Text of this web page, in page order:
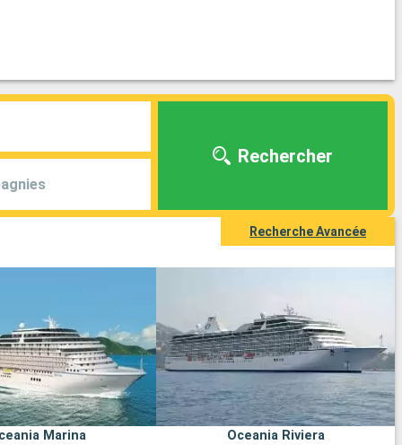
Rechercher
Recherche Avancée
Marina Oceania Riviera